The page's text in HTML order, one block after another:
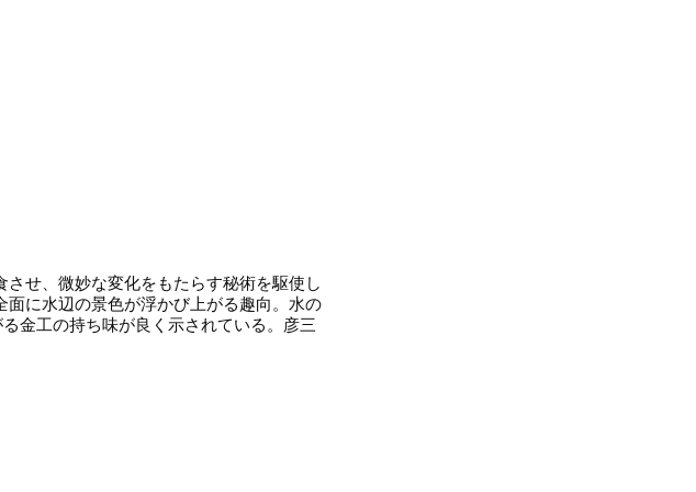
せ、微妙な変化をもたらす秘術を駆使し
に水辺の景色が浮かび上がる趣向。水の
金工の持ち味が良く示されている。彦三